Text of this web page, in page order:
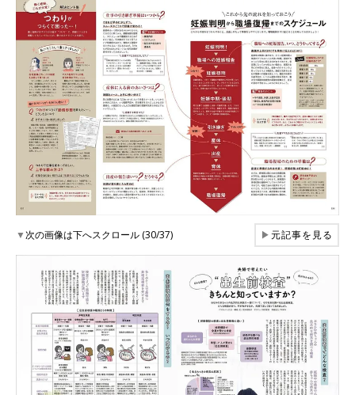
▼次の画像は下へスクロール (30/37) ▶元記事を見る